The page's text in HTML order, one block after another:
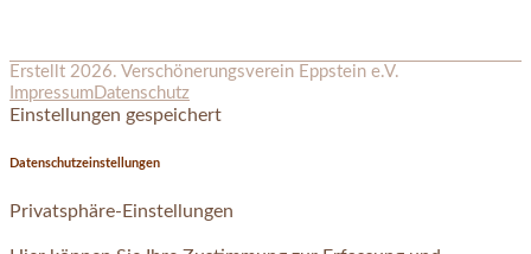
Erstellt 2026. Verschönerungsverein Eppstein e.V.
Impressum Datenschutz
Einstellungen gespeichert
Datenschutzeinstellungen
Privatsphäre-Einstellungen